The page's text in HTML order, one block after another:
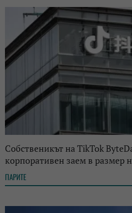
Собственикът на TikTok
корпоративен заем в размер
ПАРИТЕ